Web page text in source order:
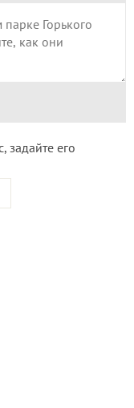
задайте его